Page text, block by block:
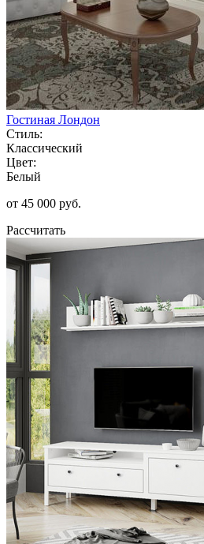
Гостиная Лондон
Стиль:
Классический
Цвет:
Белый
от 45 000 руб.
Рассчитать